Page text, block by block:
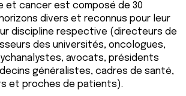
et cancer est composé de 30
divers et reconnus pour leur
discipline respective (directeurs de
des universités, oncologues,
avocats, présidents
généralistes, cadres de santé,
et proches de patients).